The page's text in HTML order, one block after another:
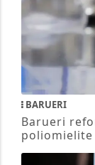
BARUERI
Barueri
poliomielite